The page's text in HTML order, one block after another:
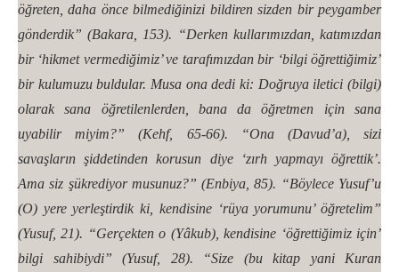
öğreten, daha önce bilmediğinizi bildiren sizden bir peygamber
gönderdik” (Bakara, 153). “Derken kullarımızdan, katımızdan
bir ‘hikmet vermediğimiz’ ve tarafımızdan bir ‘bilgi öğrettiğimiz’
bir kulumuzu buldular. Musa ona dedi ki: Doğruya iletici (bilgi)
olarak sana öğretilenlerden, bana da öğretmen için sana
uyabilir miyim?” (Kehf, 65-66). “Ona (Davud’a), sizi
savaşların şiddetinden korusun diye ‘zırh yapmayı öğrettik’.
Ama siz şükrediyor musunuz?” (Enbiya, 85). “Böylece Yusuf’u
(O) yere yerleştirdik ki, kendisine ‘rüya yorumunu’ öğretelim”
(Yusuf, 21). “Gerçekten o (Yâkub), kendisine ‘öğrettiğimiz için’
bilgi sahibiydi” (Yusuf, 28). “Size (bu kitap yani Kuran